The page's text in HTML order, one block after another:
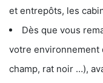
et entrepôts, les
Dès que vous
votre environnement
champ, rat noir …),